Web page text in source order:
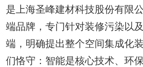
是上海圣峰建材科技股份有限
端品牌，专门针对装修污染以
端，明确提出整个空间集成化
们恪守：智能是核心技术、环